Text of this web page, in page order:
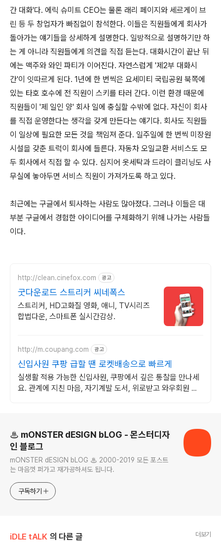
간 대화'다. 에릭 슈미트 CEO는 물론 래리 페이지와 세르게이 브
린 등 두 창업자가 빠짐없이 참석한다. 이들은 직원들에게 회사가
돌아가는 얘기들을 상세하게 설명한다. 일방적으로 설명하기만 하
는 게 아니라 직원들에게 의견을 직접 듣는다. 대화시간이 끝난 뒤
에는 맥주와 와인 파티가 이어진다. 자연스럽게 '제2부 대화시
간'이 잇따르게 된다. 1년에 한 번씩은 요세미티 국립공원 북쪽에
있는 타호 호수에 전 직원이 스키를 타러 간다. 이런 환경 때문에
직원들이 '제 일인 양' 회사 일에 충실할 수밖에 없다. 자신이 회사
를 직접 운영한다는 생각을 갖게 만든다는 얘기다. 회사도 직원들
이 일상에 필요한 모든 것을 책임져 준다. 일주일에 한 번씩 미장원
시설을 갖춘 트럭이 회사에 들른다. 자동차 오일교환 서비스도 모
두 회사에서 직접 할 수 있다. 심지어 옷세탁과 드라이 클리닝도 사
무실에 놓아두면 서비스 직원이 가져가도록 하고 있다.
최근에는 구글에서 퇴사하는 사람도 많아졌다. 그러나 이들은 대
부분 구글에서 경험한 아이디어를 구체화하기 위해 나가는 사람들
이다.
http://clean.cinefox.com 광고
굿다운로드 스트리커 씨네폭스
스트리커, HD고화질 영화, 애니, TV시리즈
합법다운, 스마트폰 실시간감상.
http://m.coupang.com 광고
신입사원 쿠팡 급할 땐 로켓배송으로 빠르게
실생활 적용 가능한 신입사원, 쿠팡에서 깊은 통찰을 만나세
요. 관계에 지친 마음, 자기계발 도서, 위로받고 와우회원 무
♨ mONSTER dESIGN bLOG - 몬스터디자
인 블로그
mONSTER dESIGN bLOG ♨ 2000-2019 모든 포스트
는 마음껏 퍼가고 재가공하셔도 됩니다.
구독하기
iDLE tALK 의 다른 글 더보기